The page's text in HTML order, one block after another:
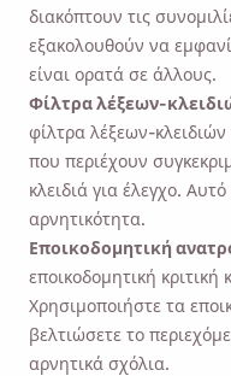
διακόπτουν τις
εξακολουθούν να
είναι ορατά σε άλλους.
Φίλτρα λέξεων-
φίλτρα λέξεων-
που περιέχουν
κλειδιά για έλεγχο.
αρνητικότητα.
Εποικοδομητική
εποικοδομητική
Χρησιμοποιήστε τα
βελτιώσετε το
αρνητικά σχόλια.